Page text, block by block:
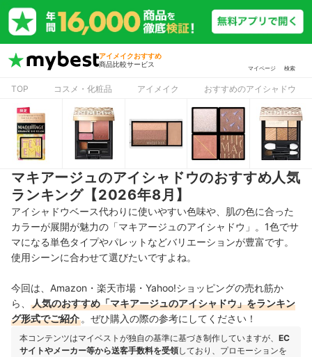
アイメイクおすすめ
商品比較サービス
マイページ 検索
TOP コスメ・化粧品 アイメイク おすすめのアイシャドウ
マキアージュのアイシャドウのおすすめ人気
ランキング【2026年8月】
アイシャドウベース代わりに使いやすい色味や、肌の色に合った
カラーが展開が魅力の「マキアージュのアイシャドウ」。1色でサ
マになる単色タイプやパレットなどバリエーションが豊富です。
使用シーンに合わせて選びたいですよね。
今回は、Amazon・楽天市場・Yahoo!ショッピングの売れ筋か
ら、
人気のおすすめ「マキアージュのアイシャドウ」をランキン
グ形式でご紹介 。ぜひ購入の際の参考にしてください！
本コンテンツはマイベストが独自の基準に基づき制作していますが、 EC
サイトやメーカー等から送客手数料を受領しており、プロモーションを